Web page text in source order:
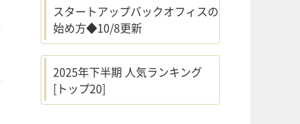
スタートアップバックオフィスの
始め方◆10/8更新
2025年下半期 人気ランキング
[トップ20]